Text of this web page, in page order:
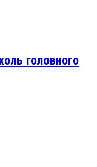
головного